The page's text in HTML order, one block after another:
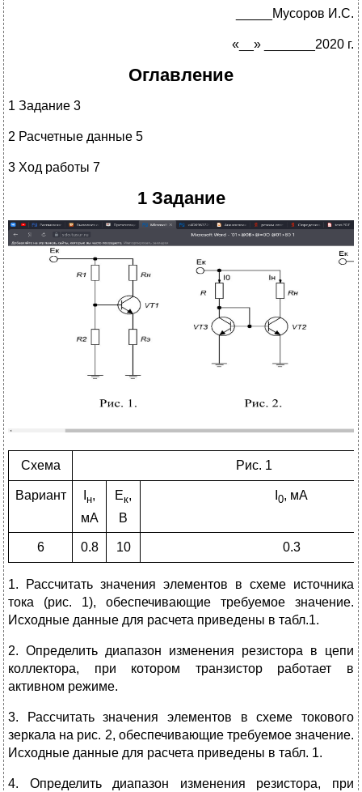
_____Мусоров И.С.
«__» _______2020 г.
Оглавление
1 Задание 3
2 Расчетные данные 5
3 Ход работы 7
1 Задание
Схема Рис. 1
Вариант н,
мА
Eк,
В
0, мА
6 0.8 10 0.3
1. Рассчитать значения элементов в схеме источника
тока (рис. 1), обеспечивающие требуемое значение.
Исходные данные для расчета приведены в табл.1.
2. Определить диапазон изменения резистора в цепи
коллектора, при котором транзистор работает в
активном режиме.
3. Рассчитать значения элементов в схеме токового
зеркала на рис. 2, обеспечивающие требуемое значение.
Исходные данные для расчета приведены в табл. 1.
4. Определить диапазон изменения резистора, при